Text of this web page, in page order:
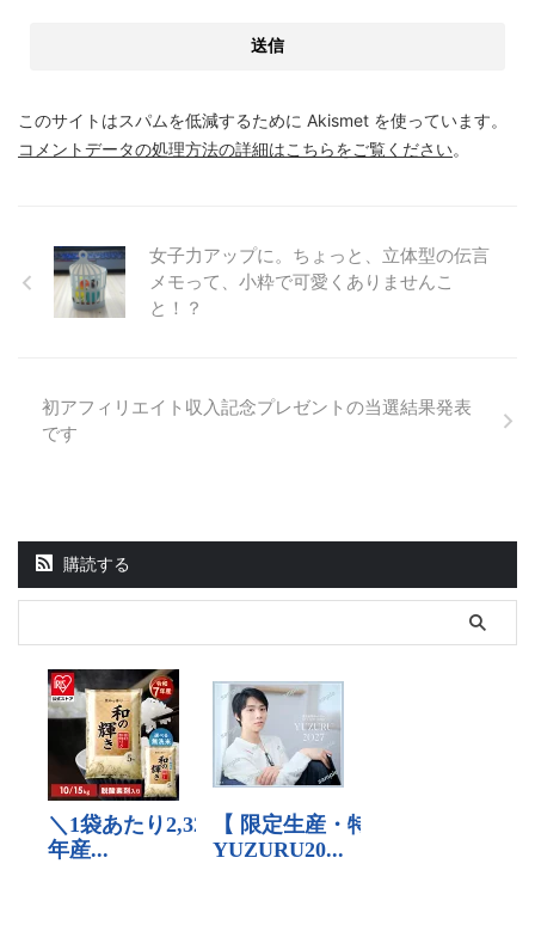
このサイトはスパムを低減するために Akismet を使っています。
コメントデータの処理方法の詳細はこちらをご覧ください。
女子力アップに。ちょっと、立体型の伝言
メモって、小粋で可愛くありませんこ
と！？
初アフィリエイト収入記念プレゼントの当選結果発表
です
購読する